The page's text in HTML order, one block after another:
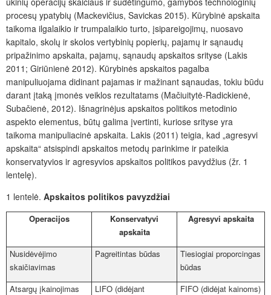
procesų ypatybių (Mackevičius, Savickas 2015). Kūrybinė apskaita
taikoma ilgalaikio ir trumpalaikio turto, įsipareigojimų, nuosavo
kapitalo, skolų ir skolos vertybinių popierių, pajamų ir sąnaudų
pripažinimo apskaita, pajamų, sąnaudų apskaitos srityse (Lakis
2011; Giriūnienė 2012). Kūrybinės apskaitos pagalba
manipuliuojama didinant pajamas ir mažinant sąnaudas, tokiu būdu
darant įtaką įmonės veiklos rezultatams (Mačiuitytė-Radickienė,
Subačienė, 2012). Išnagrinėjus apskaitos politikos metodinio
aspekto elementus, būtų galima įvertinti, kuriose srityse yra
taikoma manipuliacinė apskaita. Lakis (2011) teigia, kad „agresyvi
apskaita“ atsispindi apskaitos metodų parinkime ir pateikia
konservatyvios ir agresyvios apskaitos politikos pavydžius (žr. 1
lentelę).
1 lentelė. Apskaitos politikos pavyzdžiai
Operacijos
Konservatyvi
apskaita
Agresyvi apskaita
Nusidėvėjimo
skaičiavimas
Pagreitintas būdas
Tiesiogiai proporcingas
būdas
Atsargų įkainojimas
LIFO (didėjant
FIFO (didėjat kainoms)